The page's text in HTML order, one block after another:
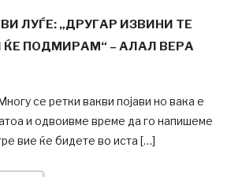
ЛУЃЕ: „ДРУГАР ИЗВИНИ ТЕ
ПОДМИРАМ“ – АЛАЛ ВЕРА
се ретки вакви појави но вака е
и одвоивме време да го напишеме
вие ќе бидете во иста […]